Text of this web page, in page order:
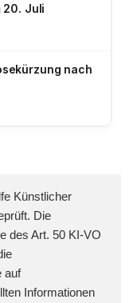
20. Juli
nach
Künstlicher
Die
des Art. 50 KI-VO
auf
Informationen